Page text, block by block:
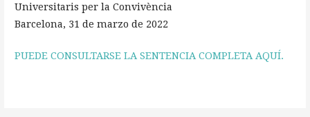
Universitaris per la Convivència
Barcelona, 31 de marzo de 2022
PUEDE CONSULTARSE LA SENTENCIA COMPLETA AQUÍ.